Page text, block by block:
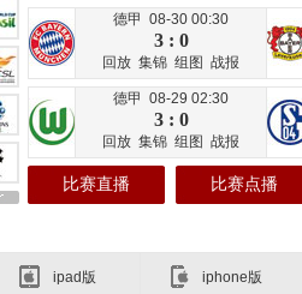
德甲 08-30 00:30
3 : 0
回放 集锦 组图 战报
德甲 08-29 02:30
3 : 0
回放 集锦 组图 战报
比赛直播 比赛点播
ipad版 iphone版